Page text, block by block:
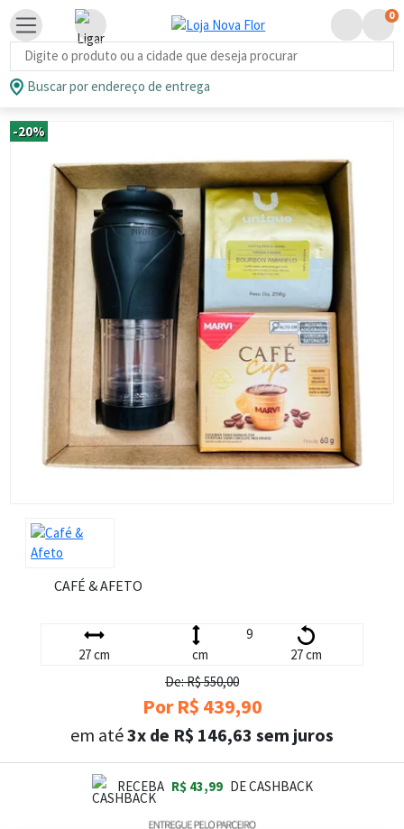
Busca de produtos
0
Buscar por endereço de entrega
-20%
CAFÉ & AFETO
27 cm
9
cm
27 cm
De: R$ 550,00
Por R$ 439,90
em até3x de R$ 146,63 sem juros
RECEBA R$ 43,99 DE CASHBACK